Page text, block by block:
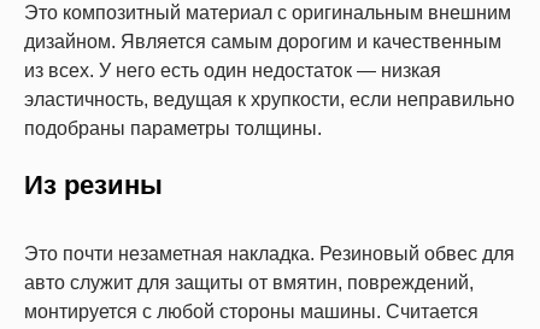
Это композитный материал с оригинальным внешним
дизайном. Является самым дорогим и качественным
из всех. У него есть один недостаток — низкая
эластичность, ведущая к хрупкости, если неправильно
подобраны параметры толщины.
Из резины
Это почти незаметная накладка. Резиновый обвес для
авто служит для защиты от вмятин, повреждений,
монтируется с любой стороны машины. Считается